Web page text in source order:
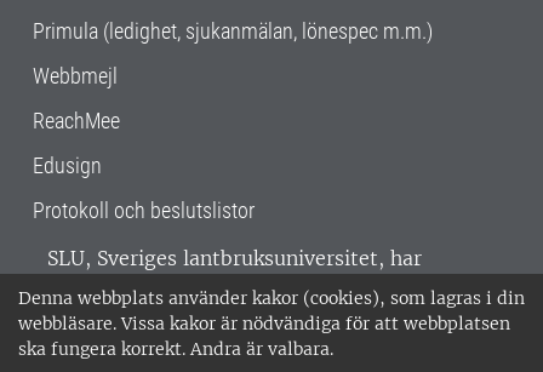
Denna webbplats använder kakor (cookies), som lagras i din
webbläsare. Vissa kakor är nödvändiga för att webbplatsen
ska fungera korrekt. Andra är valbara.
Primula (ledighet, sjukanmälan, lönespec m.m.)
Webbmejl
ReachMee
Edusign
Protokoll och beslutslistor
SLU, Sveriges lantbruksuniversitet, har
verksamhet över hela Sverige. Huvudorter är
Alnarp, Uppsala och Umeå.SLU är
miljöcertifierat enligt ISO 14001. •